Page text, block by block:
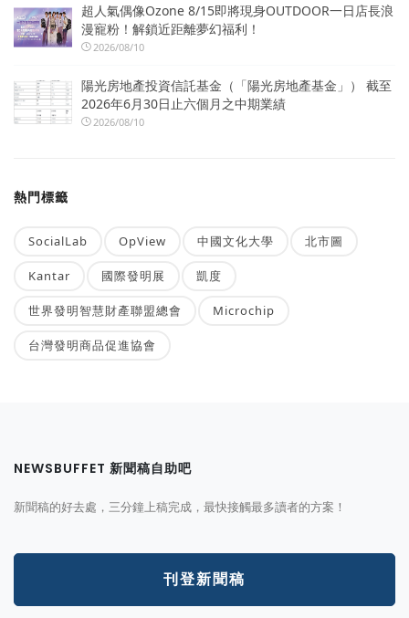
超人氣偶像Ozone 8/15即將現身OUTDOOR一日店長浪
漫寵粉！解鎖近距離夢幻福利！
2026/08/10
陽光房地產投資信託基金（「陽光房地產基金」） 截至
2026年6月30日止六個月之中期業績
2026/08/10
熱門標籤
SocialLab OpView 中國文化大學 北市圖
Kantar 國際發明展 凱度
世界發明智慧財產聯盟總會 Microchip
台灣發明商品促進協會
NEWSBUFFET 新聞稿自助吧
新聞稿的好去處，三分鐘上稿完成，最快接觸最多讀者的方案！
刊登新聞稿